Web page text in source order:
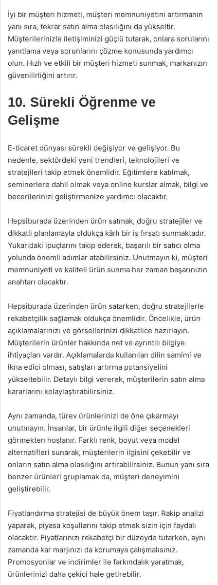
İyi bir müşteri hizmeti, müşteri memnuniyetini artırmanın
yanı sıra, tekrar satın alma olasılığını da yükseltir.
Müşterilerinizle iletişiminizi güçlü tutarak, onlara sorularını
yanıtlama veya sorunlarını çözme konusunda yardımcı
olun. Hızlı ve etkili bir müşteri hizmeti sunmak, markanızın
güvenilirliğini artırır.
10. Sürekli Öğrenme ve
Gelişme
E-ticaret dünyası sürekli değişiyor ve gelişiyor. Bu
nedenle, sektördeki yeni trendleri, teknolojileri ve
stratejileri takip etmek önemlidir. Eğitimlere katılmak,
seminerlere dahil olmak veya online kurslar almak, bilgi ve
becerilerinizi geliştirmenize yardımcı olacaktır.
Hepsiburada üzerinden ürün satmak, doğru stratejiler ve
dikkatli planlamayla oldukça kârlı bir iş fırsatı sunmaktadır.
Yukarıdaki ipuçlarını takip ederek, başarılı bir satıcı olma
yolunda önemli adımlar atabilirsiniz. Unutmayın ki, müşteri
memnuniyeti ve kaliteli ürün sunma her zaman başarınızın
anahtarı olacaktır.
Hepsiburada üzerinden ürün satarken, doğru stratejilerle
rekabetçilik sağlamak oldukça önemlidir. Öncelikle, ürün
açıklamalarınızı ve görsellerinizi dikkatlice hazırlayın.
Müşterilerin ürünler hakkında net ve ayrıntılı bilgiye
ihtiyaçları vardır. Açıklamalarda kullanılan dilin samimi ve
ikna edici olması, satışları artırma potansiyelini
yükseltebilir. Detaylı bilgi vererek, müşterilerin satın alma
kararlarını kolaylaştırabilirsiniz.
Aynı zamanda, türev ürünlerinizi de öne çıkarmayı
unutmayın. İnsanlar, bir ürünle ilgili diğer seçenekleri
görmekten hoşlanır. Farklı renk, boyut veya model
alternatifleri sunarak, müşterilerin ilgisini çekebilir ve
onların satın alma olasılığını artırabilirsiniz. Bunun yanı sıra
benzer ürünleri gruplamak da, müşteri deneyimini
geliştirebilir.
Fiyatlandırma stratejisi de büyük önem taşır. Rakip analizi
yaparak, piyasa koşullarını takip etmek sizin için faydalı
olacaktır. Fiyatlarınızı rekabetçi bir düzeyde tutarken, aynı
zamanda kar marjınızı da korumaya çalışmalısınız.
Promosyonlar ve indirimler ile farkındalık yaratmak,
ürünlerinizi daha çekici hale getirebilir.